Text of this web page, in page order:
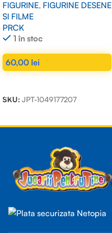
FIGURINE, FIGURINE DESENE
SI FILME
PRCK
1 în stoc
60,00 lei
SKU: JPT-1049177207